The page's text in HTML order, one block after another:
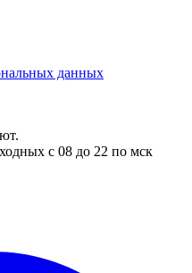
данных
с 08 до 22 по мск